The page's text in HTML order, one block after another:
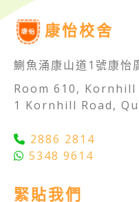
康怡校舍
鰂魚涌康山道1號康怡
Room 610,
1 Kornhill Road,
2886 2814
5348 9614
緊貼我們